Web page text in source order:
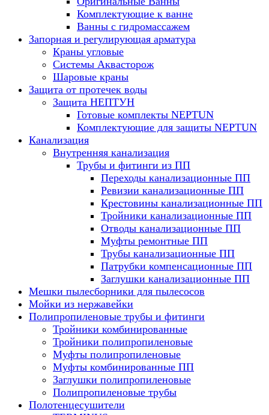
Комплектующие к ванне
Ванны с гидромассажем
Запорная и регулирующая арматура
Краны угловые
Системы Аквасторож
Шаровые краны
Защита от протечек воды
Защита НЕПТУН
Готовые комплекты NEPTUN
Комплектующие для защиты NEPTUN
Канализация
Внутренняя канализация
Трубы и фитинги из ПП
Переходы канализационные ПП
Ревизии канализационные ПП
Крестовины канализационные ПП
Тройники канализационные ПП
Отводы канализационные ПП
Муфты ремонтные ПП
Трубы канализационные ПП
Патрубки компенсационные ПП
Заглушки канализационные ПП
Мешки пылесборники для пылесосов
Мойки из нержавейки
Полипропиленовые трубы и фитинги
Тройники комбинированные
Тройники полипропиленовые
Муфты полипропиленовые
Муфты комбинированные ПП
Заглушки полипропиленовые
Полипропиленовые трубы
Полотенцесушители